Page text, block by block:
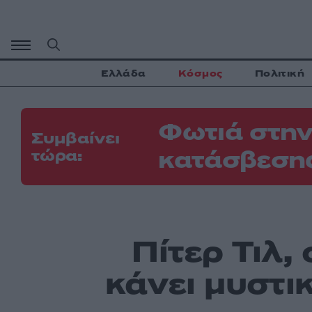
περιεχόμενο
Ελλάδα Κόσμος Πολιτική
Συμβαίνει
τώρα:
Φωτιά
Πίτερ
κάνει